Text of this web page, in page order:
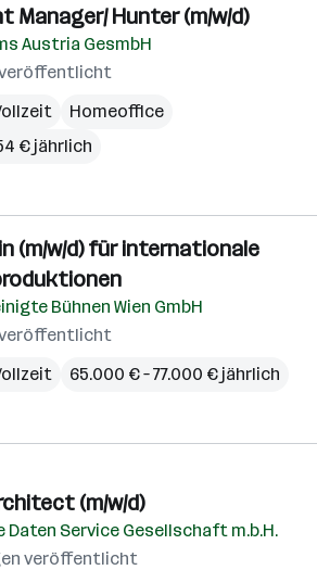
Manager/ Hunter (m/w/d)
Austria GesmbH
Homeoffice
€ jährlich
(m/w/d) für internationale
Bühnen Wien GmbH
65.000 € – 77.000 € jährlich
(m/w/d)
Daten Service Gesellschaft m.b.H.
veröffentlicht